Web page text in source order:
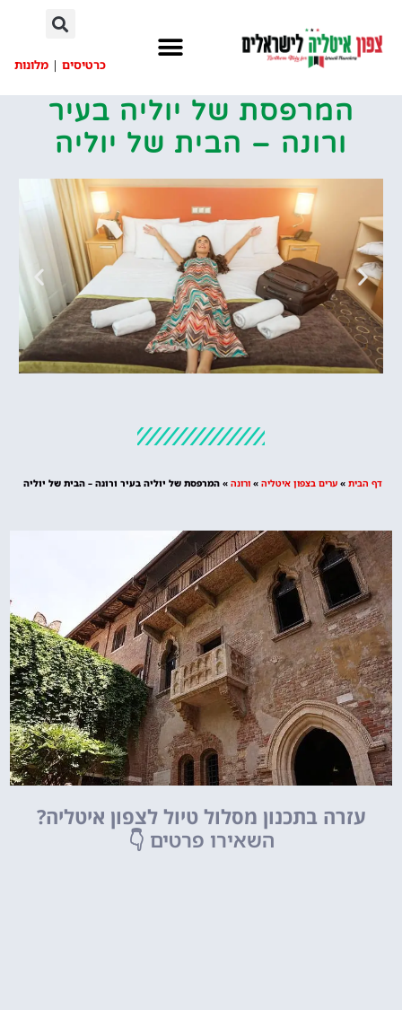
כרטיסים | מלונות
המרפסת של יוליה בעיר
ורונה – הבית של יוליה
מציאת מלון
דף הבית » ערים בצפון איטליה » ורונה » המרפסת של יוליה בעיר ורונה – הבית של יוליה
עזרה בתכנון מסלול טיול לצפון איטליה?
השאירו פרטים 👇